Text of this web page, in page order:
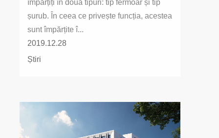
împărțiți în două tipuri: tip fermoar și tip
șurub. În ceea ce privește funcția, acestea
sunt împărțite î...
2019.12.28
Știri